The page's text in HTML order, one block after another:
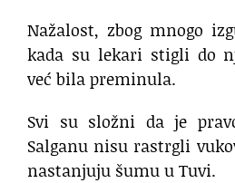
Nažalost, zbog mnogo
kada su lekari stigli do
već bila preminula.
Svi su složni da je
Salganu nisu rastrgli
nastanjuju šumu u Tuvi.